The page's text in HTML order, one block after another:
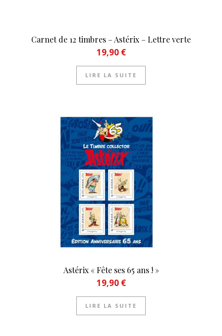
Carnet de 12 timbres – Astérix – Lettre verte
19,90 €
LIRE LA SUITE
Astérix « Fête ses 65 ans ! »
19,90 €
LIRE LA SUITE